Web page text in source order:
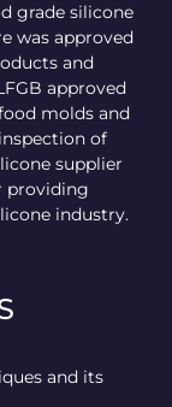
grade silicone
was approved
and
approved
molds and
of
supplier
providing
industry.
and its